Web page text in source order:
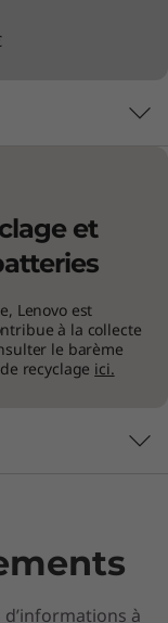
de son
son
modes
et
Lenovo est
à la collecte
le barème
recyclage ici.
à